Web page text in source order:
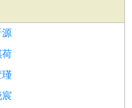
源
荷
瑾
宸